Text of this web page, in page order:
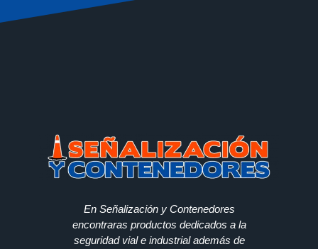
En Señalización y Contenedores
encontraras productos dedicados a la
seguridad vial e industrial además de